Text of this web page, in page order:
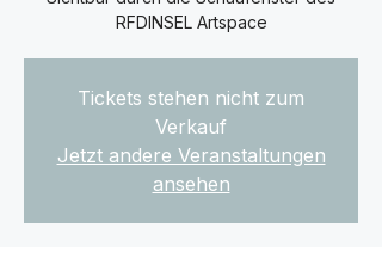
RFDINSEL Artspace
Tickets stehen nicht zum
Verkauf
Jetzt andere Veranstaltungen
ansehen